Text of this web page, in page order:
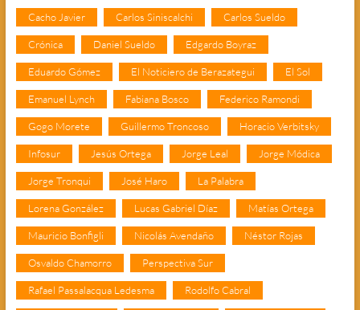
Cacho Javier Carlos Siniscalchi Carlos Sueldo
Crónica Daniel Sueldo Edgardo Boyraz
Eduardo Gómez El Noticiero de Berazategui El Sol
Emanuel Lynch Fabiana Bosco Federico Ramondi
Gogo Morete Guillermo Troncoso Horacio Verbitsky
Infosur Jesús Ortega Jorge Leal Jorge Módica
Jorge Tronqui José Haro La Palabra
Lorena González Lucas Gabriel Díaz Matías Ortega
Mauricio Bonfigli Nicolás Avendaño Néstor Rojas
Osvaldo Chamorro Perspectiva Sur
Rafael Passalacqua Ledesma Rodolfo Cabral